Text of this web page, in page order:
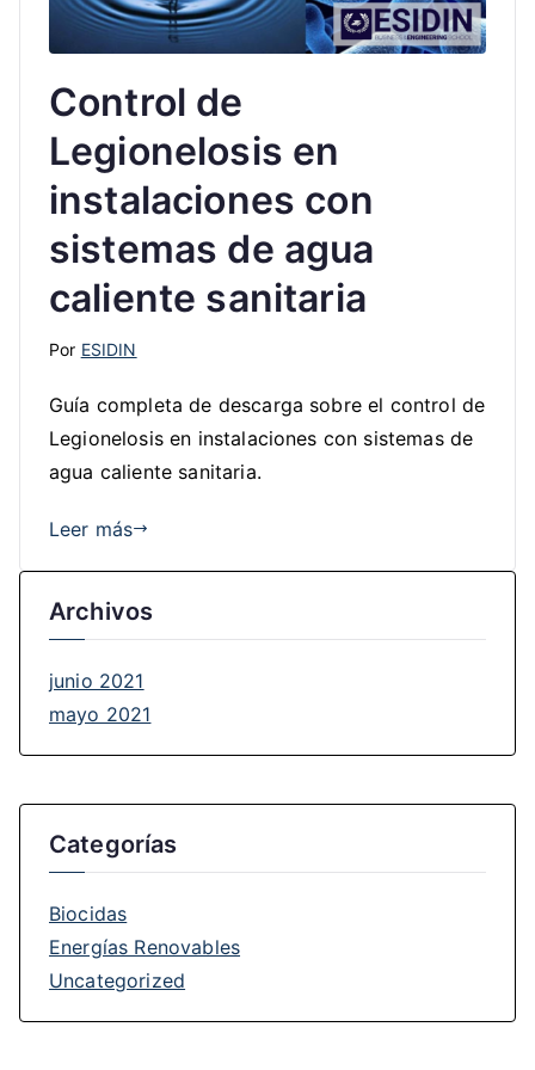
Control de
Legionelosis en
instalaciones con
sistemas de agua
caliente sanitaria
Por ESIDIN
Guía completa de descarga sobre el control de
Legionelosis en instalaciones con sistemas de
agua caliente sanitaria.
Leer más
Archivos
junio 2021
mayo 2021
Categorías
Biocidas
Energías Renovables
Uncategorized